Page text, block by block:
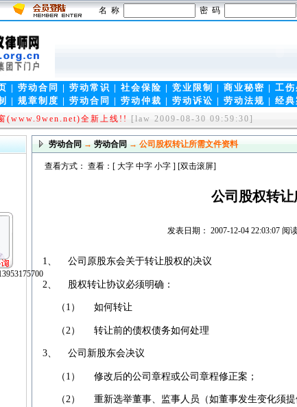
名 称 密 码
| 劳动合同 | 劳动常识 | 社会保险 | 竞业限制 | 商业秘密 | 工伤
| 规章制度 | 劳动合同 | 劳动仲裁 | 劳动诉讼 | 劳动法规 | 经典
(www.9wen.net)全新上线!! [law 2009-08-30 09:59:30]
中国律师信息港集团(www.5ask.net)成立! [law 2009-08-30
劳动合同 → 劳动合同 → 公司股权转让所需文件资料
查看方式： 查看：[ 大字 中字 小字] [双击滚屏]
公司股权转
发表日期： 2007-12-04 22:03:07 阅
1、 公司原股东会关于转让股权的决议
2、 股权转让协议必须明确：
（1） 如何转让
（2） 转让前的债权债务如何处理
3、 公司新股东会决议
（1） 修改后的公司章程或公司章程修正案；
（2） 重新选举董事、监事人员（如董事发生变化须提